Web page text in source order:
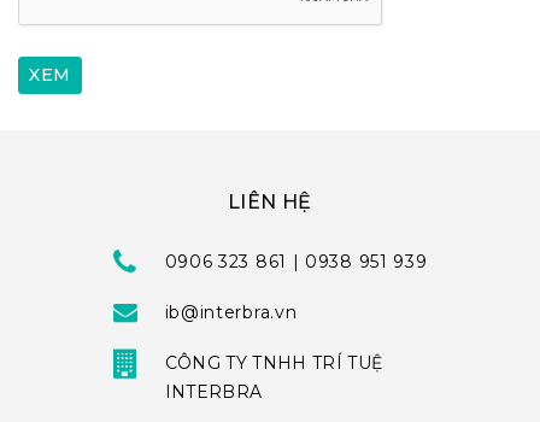
LIÊN HỆ
0906 323 861 | 0938 951 939
ib@interbra.vn
CÔNG TY TNHH TRÍ TUỆ
INTERBRA